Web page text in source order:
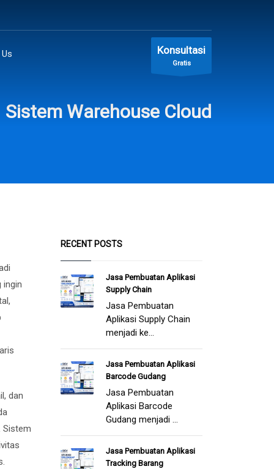
Konsultasi
Gratis
Sistem Warehouse Cloud
ingin
dan
Sistem
RECENT POSTS
Jasa Pembuatan Aplikasi
Supply Chain
Jasa Pembuatan
Aplikasi Supply Chain
menjadi ke...
Jasa Pembuatan Aplikasi
Barcode Gudang
Jasa Pembuatan
Aplikasi Barcode
Gudang menjadi ...
Jasa Pembuatan Aplikasi
Tracking Barang